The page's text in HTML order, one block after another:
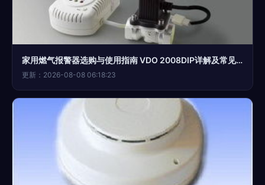
家用燃气报警器选购与使用指南 VDO 2008DIP详解及常见问题
更新：2026-08-08 06:18:23